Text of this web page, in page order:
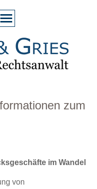
zum
im Wandel
von
ÜBER UNS